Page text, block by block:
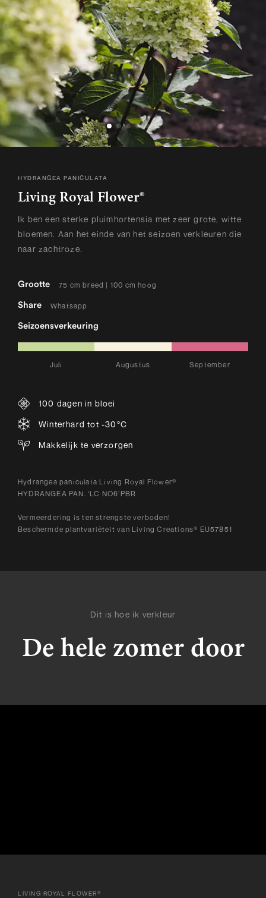
HYDRANGEA PANICULATA
Living Royal Flower®
Ik ben een sterke pluimhortensia met zeer grote, witte
bloemen. Aan het einde van het seizoen verkleuren die
naar zachtroze.
Grootte 75 cm breed | 100 cm hoog
Share Whatsapp
Seizoensverkeuring
Juli Augustus September
100 dagen in bloei
Winterhard tot -30°C
Makkelijk te verzorgen
Hydrangea paniculata Living Royal Flower®
HYDRANGEA PAN. ‘LC NO6’PBR
Vermeerdering is ten strengste verboden!
Beschermde plantvariëteit van Living Creations® EU57851
Dit is hoe ik verkleur
De hele zomer door
LIVING ROYAL FLOWER®